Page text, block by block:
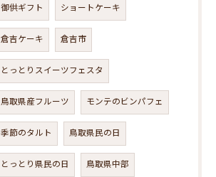
御供ギフト ショートケーキ
倉吉ケーキ 倉吉市
とっとりスイーツフェスタ
鳥取県産フルーツ モンテのビンパフェ
季節のタルト 鳥取県民の日
とっとり県民の日 鳥取県中部